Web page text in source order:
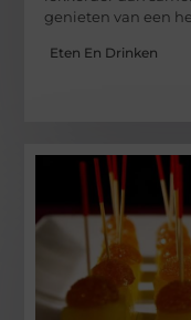
genieten van een
Eten En Drinken